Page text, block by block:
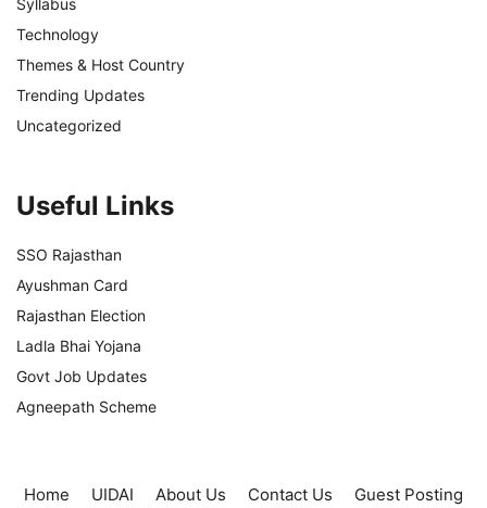
Technology
Themes & Host Country
Trending Updates
Uncategorized
Useful Links
SSO Rajasthan
Ayushman Card
Rajasthan Election
Ladla Bhai Yojana
Govt Job Updates
Agneepath Scheme
Home UIDAI About Us Contact Us Guest Posting